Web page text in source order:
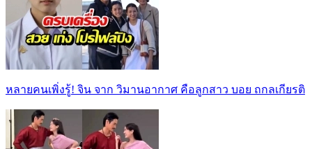
หลายคนเพิ่งรู้! จิน จาก วิมานอากาศ คือลูกสาว บอย ถกลเกียรติ